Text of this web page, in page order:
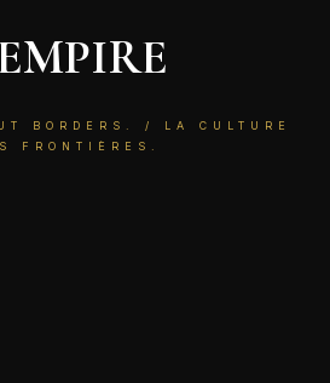
BORDERS. / LA CULTURE
FRONTIÈRES.